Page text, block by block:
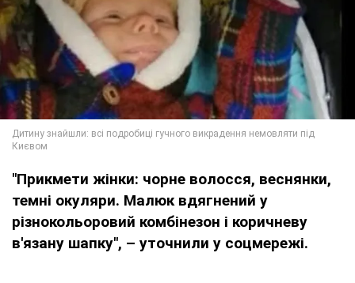
"Прикмети жінки: чорне волосся, веснянки,
темні окуляри. Малюк вдягнений у
різнокольоровий комбінезон і коричневу
в'язану шапку", – уточнили у соцмережі.